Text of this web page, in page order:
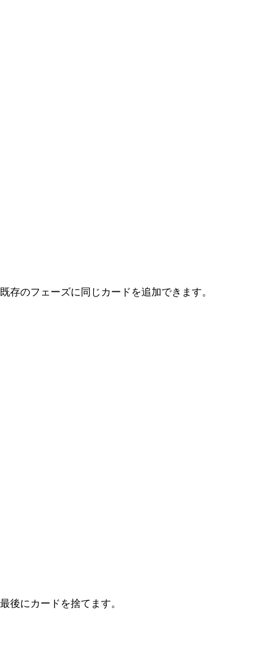
既存のフェーズに同じカードを追加できます。
最後にカードを捨てます。